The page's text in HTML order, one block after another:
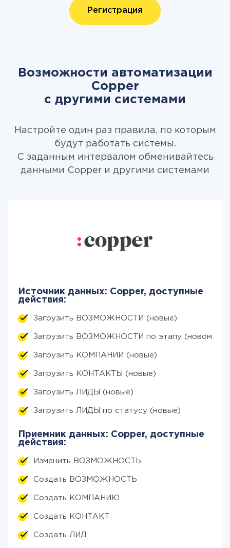
Регистрация
Возможности автоматизации
Copper
с другими системами
Настройте один раз правила, по которым
будут работать системы.
С заданным интервалом обменивайтесь
данными Copper и другими системами
Источник данных: Copper, доступные
действия:
Загрузить ВОЗМОЖНОСТИ (новые)
Загрузить ВОЗМОЖНОСТИ по этапу (новому)
Загрузить КОМПАНИИ (новые)
Загрузить КОНТАКТЫ (новые)
Загрузить ЛИДЫ (новые)
Загрузить ЛИДЫ по статусу (новые)
Приемник данных: Copper, доступные
действия:
Изменить ВОЗМОЖНОСТЬ
Создать ВОЗМОЖНОСТЬ
Создать КОМПАНИЮ
Создать КОНТАКТ
Создать ЛИД